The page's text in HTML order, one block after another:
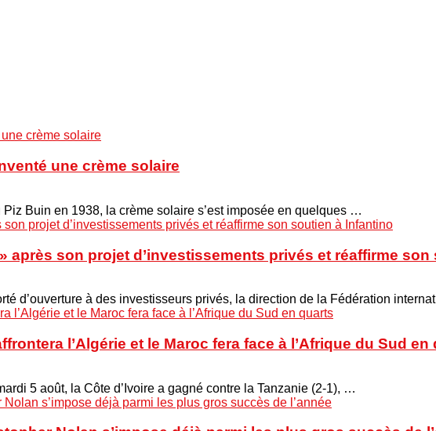
une crème solaire
Buin en 1938, la crème solaire s’est imposée en quelques …
après son projet d’investissements privés et réaffirme
d’ouverture à des investisseurs privés, la direction de la Fédération
l’Algérie et le Maroc fera face à l’Afrique du Sud en
5 août, la Côte d’Ivoire a gagné contre la Tanzanie (2-1), …